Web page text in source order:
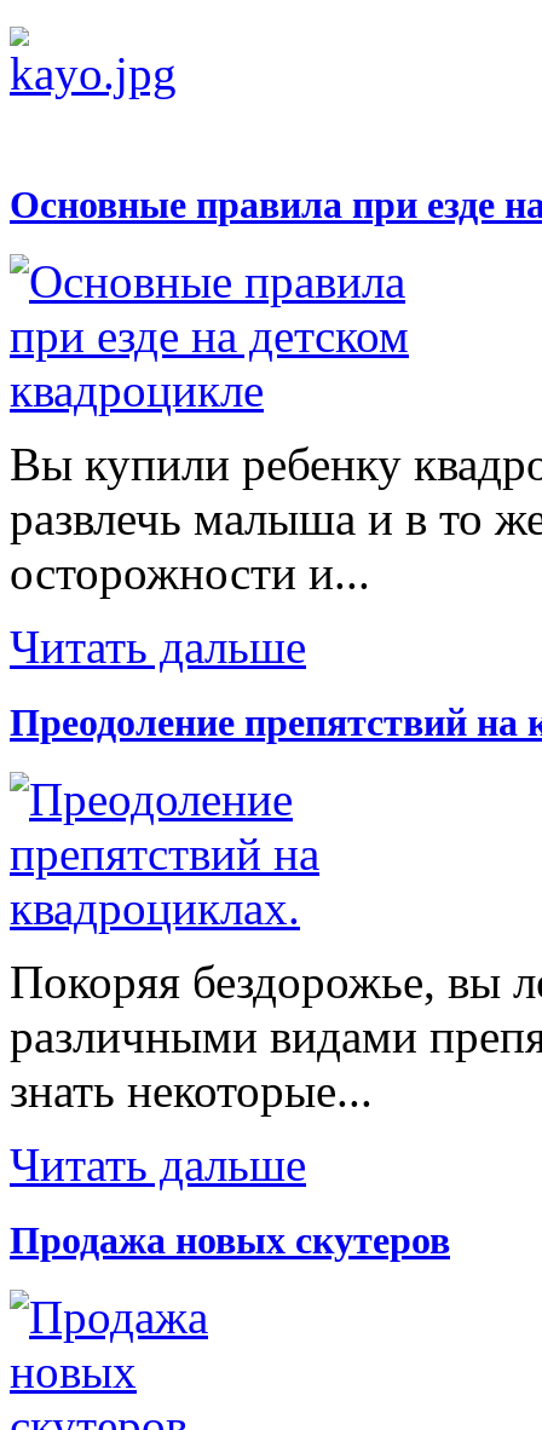
Основные правила при езде
Вы купили ребенку
развлечь малыша и в то
осторожности и...
Читать дальше
Преодоление препятствий на
Покоряя бездорожье, вы
различными видами
знать некоторые...
Читать дальше
Продажа новых скутеров